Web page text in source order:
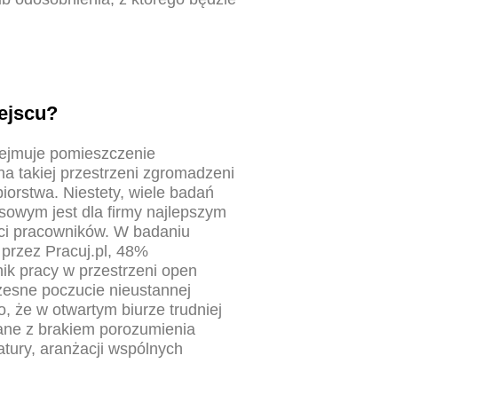
pomieszczenie
takiej przestrzeni zgromadzeni
Niestety, wiele badań
jest dla firmy najlepszym
pracowników. W badaniu
Pracuj.pl, 48%
pracy w przestrzeni open
poczucie nieustannej
że w otwartym biurze trudniej
z brakiem porozumienia
aranżacji wspólnych